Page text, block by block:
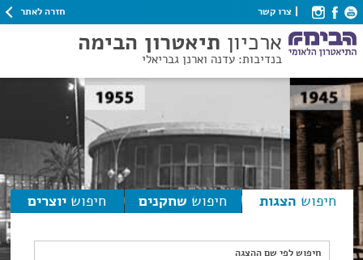
צרו קשר חזרה לאתר
ארכיון תיאטרון הבימה
בנדיבות: עדנה וארנן גבריאלי
חיפוש הצגות חיפוש שחקנים חיפוש יוצרים
חיפוש לפי שם ההצגה